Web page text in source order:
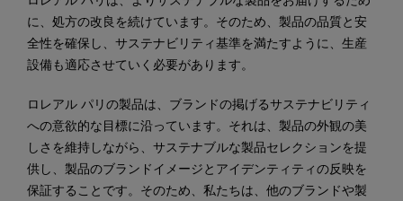
に、処方の改良を続けています。そのため、製品の品質と安
全性を確保し、サステナビリティ基準を満たすように、生産
設備も適応させていく必要があります。
ロレアル パリの製品は、ブランドの掲げるサステナビリティ
への意欲的な目標に沿っています。それは、製品の外観の美
しさを維持しながら、サステナブルな製品セレクションを提
供し、製品のブランドイメージとアイデンティティの反映を
保証することです。そのため、私たちは、他のブランドや製